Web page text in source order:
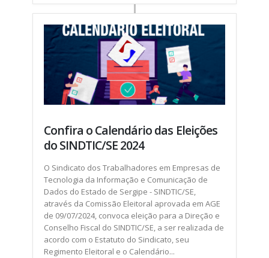
Confira o Calendário das Eleições
do SINDTIC/SE 2024
O Sindicato dos Trabalhadores em Empresas de
Tecnologia da Informação e Comunicação de
Dados do Estado de Sergipe - SINDTIC/SE,
através da Comissão Eleitoral aprovada em AGE
de 09/07/2024, convoca eleição para a Direção e
Conselho Fiscal do SINDTIC/SE, a ser realizada de
acordo com o Estatuto do Sindicato, seu
Regimento Eleitoral e o Calendário...